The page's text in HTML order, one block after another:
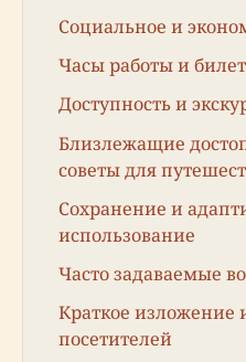
Социальное и
Часы работы и
Доступность и
Близлежащие
советы для
Сохранение и
использование
Часто задаваемые
Краткое
посетителей